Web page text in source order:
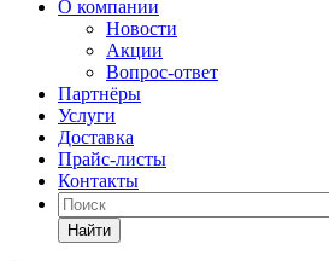
О компании
Новости
Акции
Вопрос-ответ
Партнёры
Услуги
Доставка
Прайс-листы
Контакты
Найти